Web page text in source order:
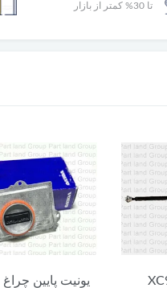
تا 30% کمتر از بازار
ولوو
نویگیشن ولوو XC90